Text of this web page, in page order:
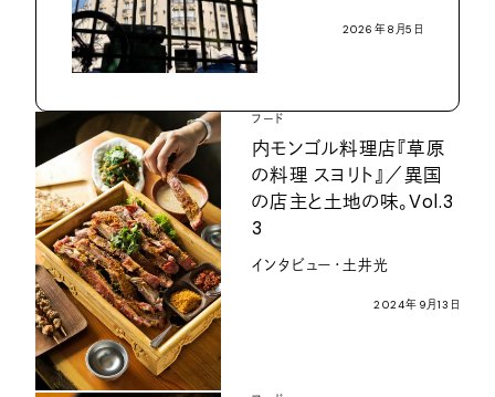
2026年8月5日
フード
内モンゴル料理店『草原
の料理 スヨリト』／異国
の店主と土地の味。Vol.3
3
インタビュー・土井光
2024年9月13日